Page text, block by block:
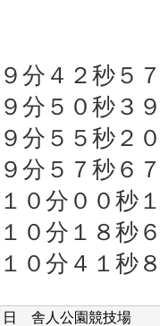
分４２秒５
分５０秒３
分５５秒２
分５７秒６
分００秒
０分１８秒
０分４１秒
日 舎人公園競技場